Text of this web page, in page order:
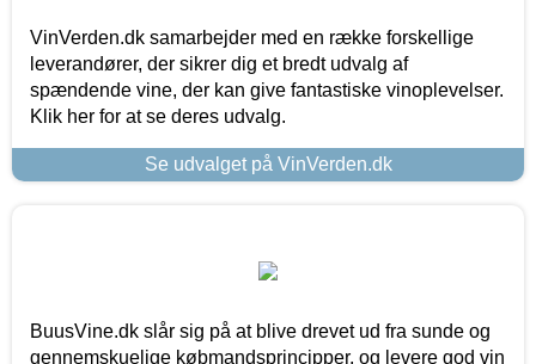
VinVerden.dk samarbejder med en række forskellige
leverandører, der sikrer dig et bredt udvalg af
spændende vine, der kan give fantastiske vinoplevelser.
Klik her for at se deres udvalg.
Se udvalget på VinVerden.dk
BuusVine.dk slår sig på at blive drevet ud fra sunde og
gennemskuelige købmandsprincipper, og levere god vin